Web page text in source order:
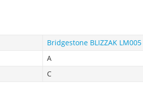
Bridgestone BLIZZAK LM005
A
C